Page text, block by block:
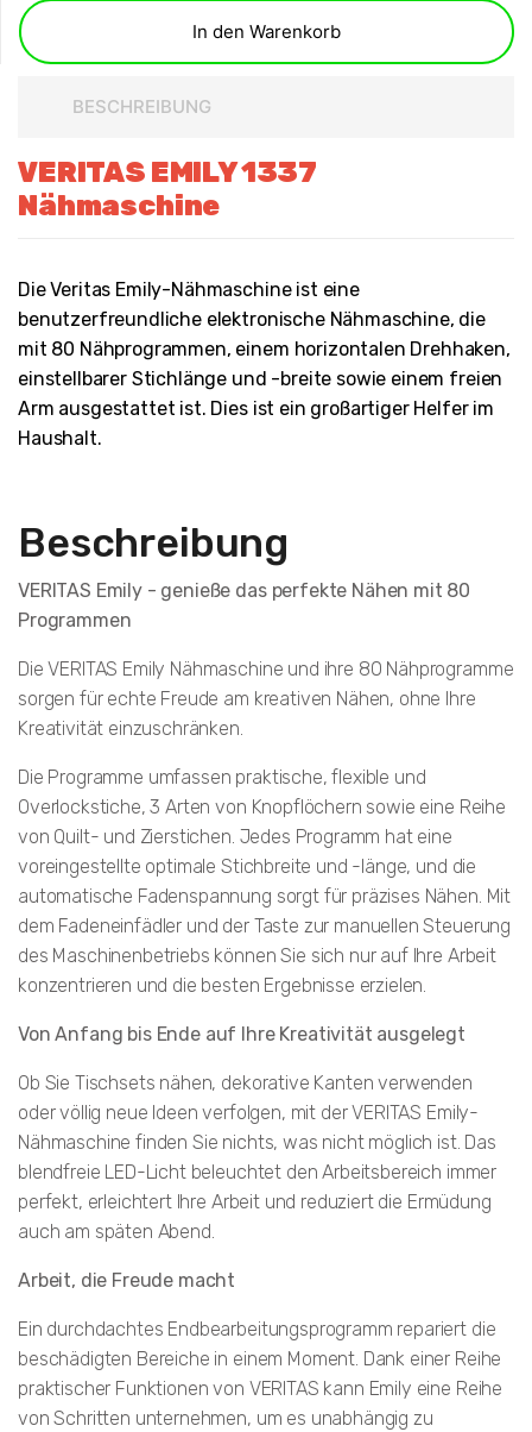
In den Warenkorb
BESCHREIBUNG
VERITAS EMILY 1337
Nähmaschine
Die Veritas Emily-Nähmaschine ist eine
benutzerfreundliche elektronische Nähmaschine, die
mit 80 Nähprogrammen, einem horizontalen Drehhaken,
einstellbarer Stichlänge und -breite sowie einem freien
Arm ausgestattet ist. Dies ist ein großartiger Helfer im
Haushalt.
Beschreibung
VERITAS Emily - genieße das perfekte Nähen mit 80
Programmen
Die VERITAS Emily Nähmaschine und ihre 80 Nähprogramme
sorgen für echte Freude am kreativen Nähen, ohne Ihre
Kreativität einzuschränken.
Die Programme umfassen praktische, flexible und
Overlockstiche, 3 Arten von Knopflöchern sowie eine Reihe
von Quilt- und Zierstichen. Jedes Programm hat eine
voreingestellte optimale Stichbreite und -länge, und die
automatische Fadenspannung sorgt für präzises Nähen. Mit
dem Fadeneinfädler und der Taste zur manuellen Steuerung
des Maschinenbetriebs können Sie sich nur auf Ihre Arbeit
konzentrieren und die besten Ergebnisse erzielen.
Von Anfang bis Ende auf Ihre Kreativität ausgelegt
Ob Sie Tischsets nähen, dekorative Kanten verwenden
oder völlig neue Ideen verfolgen, mit der VERITAS Emily-
Nähmaschine finden Sie nichts, was nicht möglich ist. Das
blendfreie LED-Licht beleuchtet den Arbeitsbereich immer
perfekt, erleichtert Ihre Arbeit und reduziert die Ermüdung
auch am späten Abend.
Arbeit, die Freude macht
Ein durchdachtes Endbearbeitungsprogramm repariert die
beschädigten Bereiche in einem Moment. Dank einer Reihe
praktischer Funktionen von VERITAS kann Emily eine Reihe
von Schritten unternehmen, um es unabhängig zu